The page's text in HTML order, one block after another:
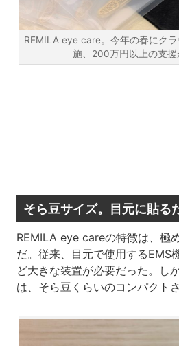
REMILA eye care。今年の春にク
施、200万円以上の支援
そら豆サイズ。目元に貼る
REMILA eye careの特徴は、極
だ。従来、目元で使用するEMS
ど大きな装置が必要だった。し
は、そら豆くらいのコンパクト